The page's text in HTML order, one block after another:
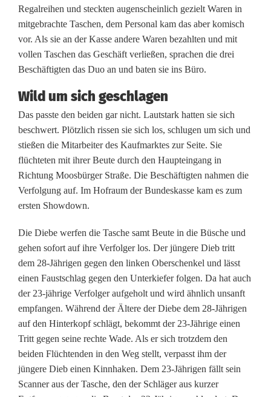
V
e
r
o
l
g
u
n
s
j
a
g
d
-
A
Regalreihen und steckten augenscheinlich gezielt Waren in
mitgebrachte Taschen, dem Personal kam das aber komisch
vor. Als sie an der Kasse andere Waren bezahlten und mit
vollen Taschen das Geschäft verließen, sprachen die drei
Beschäftigten das Duo an und baten sie ins Büro.
Wild um sich geschlagen
Das passte den beiden gar nicht. Lautstark hatten sie sich
beschwert. Plötzlich rissen sie sich los, schlugen um sich und
stießen die Mitarbeiter des Kaufmarktes zur Seite. Sie
flüchteten mit ihrer Beute durch den Haupteingang in
Richtung Moosbürger Straße. Die Beschäftigten nahmen die
Verfolgung auf. Im Hofraum der Bundeskasse kam es zum
ersten Showdown.
Die Diebe werfen die Tasche samt Beute in die Büsche und
gehen sofort auf ihre Verfolger los. Der jüngere Dieb tritt
dem 28-Jährigen gegen den linken Oberschenkel und lässt
einen Faustschlag gegen den Unterkiefer folgen. Da hat auch
der 23-jährige Verfolger aufgeholt und wird ähnlich unsanft
empfangen. Während der Ältere der Diebe dem 28-Jährigen
auf den Hinterkopf schlägt, bekommt der 23-Jährige einen
Tritt gegen seine rechte Wade. Als er sich trotzdem den
beiden Flüchtenden in den Weg stellt, verpasst ihm der
jüngere Dieb einen Kinnhaken. Dem 23-Jährigen fällt sein
Scanner aus der Tasche, den der Schläger aus kurzer